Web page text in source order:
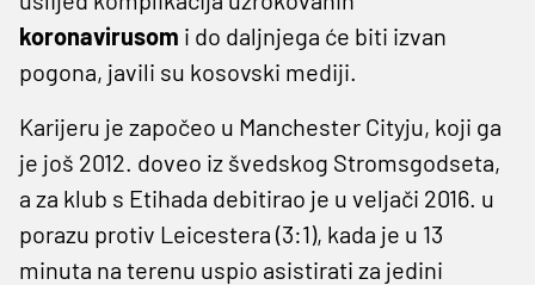
koronavirusom i do daljnjega će biti izvan
pogona, javili su kosovski mediji.
Karijeru je započeo u Manchester Cityju, koji ga
je još 2012. doveo iz švedskog Stromsgodseta,
a za klub s Etihada debitirao je u veljači 2016. u
porazu protiv Leicestera (3:1), kada je u 13
minuta na terenu uspio asistirati za jedini